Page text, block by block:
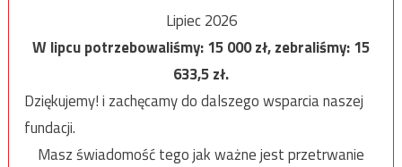
Lipiec 2026
W lipcu potrzebowaliśmy:15 000zł, zebraliśmy:15
633,5zł.
Dziękujemy! i zachęcamy do dalszego wsparcia naszej
fundacji.
Masz świadomość tego jak ważne jest przetrwanie